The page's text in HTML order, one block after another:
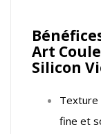
Art
Silicon
Texture
fine et